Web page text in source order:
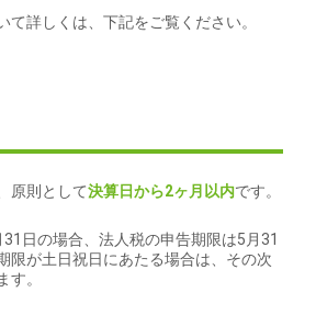
て詳しくは、下記をご覧ください。
原則として決算日から2ヶ月以内です。
日の場合、法人税の申告期限は5月31
限が土日祝日にあたる場合は、その次
す。